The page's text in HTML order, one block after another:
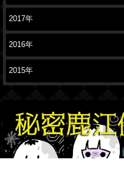
2017年
2016年
2015年